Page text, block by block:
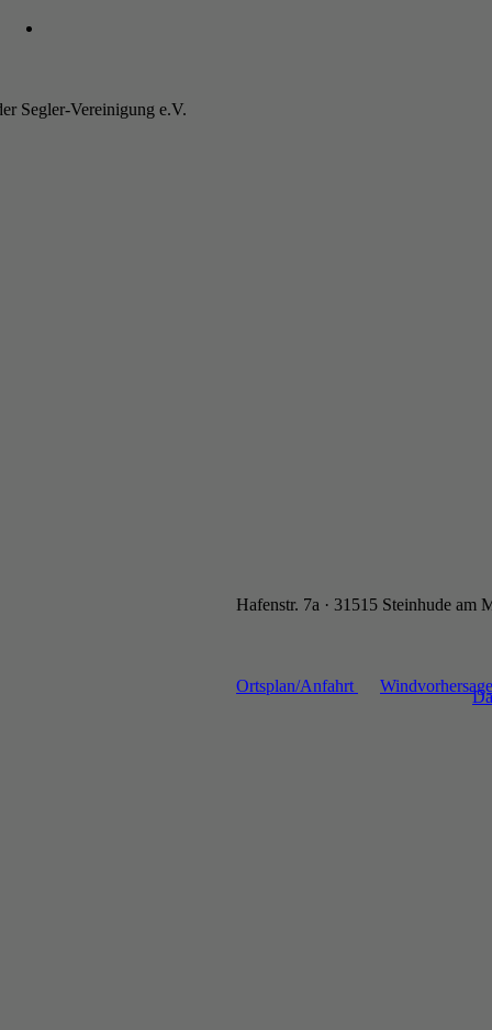
Segler-Vereinigung e.V.
Hafenstr. 7a · 31515 Steinhude am
Ortsplan/Anfahrt Windvorhersage